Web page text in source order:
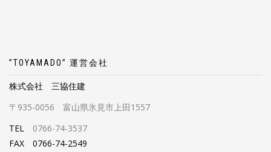
”TOYAMADO” 運営会社
株式会社 三協住建
〒935-0056 富山県氷見市上田1557
TEL 0766-74-3537
FAX 0766-74-2549